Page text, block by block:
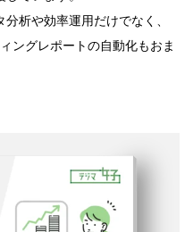
析や効率運用だけでなく、
ングレポートの自動化もおま